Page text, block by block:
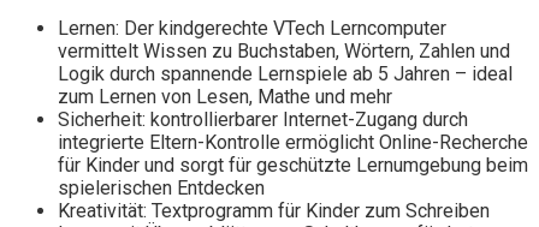
Lernen: Der kindgerechte VTech Lerncomputer
vermittelt Wissen zu Buchstaben, Wörtern, Zahlen und
Logik durch spannende Lernspiele ab 5 Jahren – ideal
zum Lernen von Lesen, Mathe und mehr
Sicherheit: kontrollierbarer Internet-Zugang durch
integrierte Eltern-Kontrolle ermöglicht Online-Recherche
für Kinder und sorgt für geschützte Lernumgebung beim
spielerischen Entdecken
Kreativität: Textprogramm für Kinder zum Schreiben